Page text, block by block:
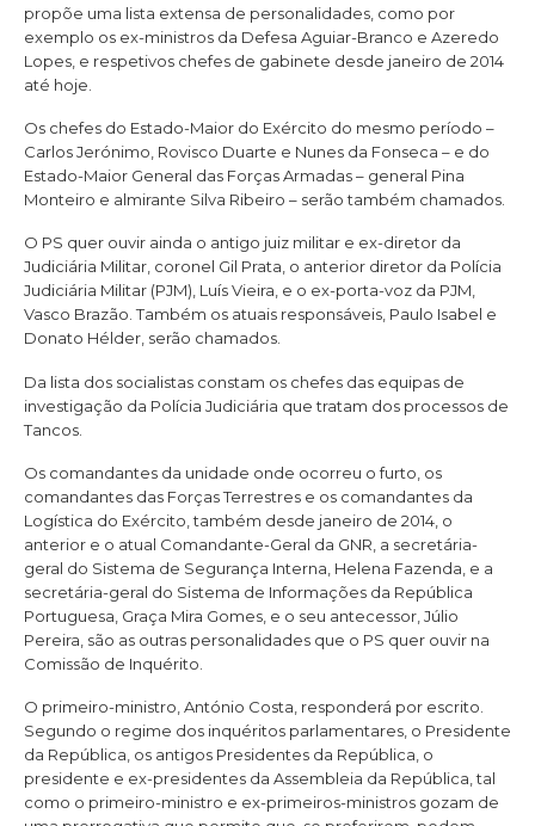
propõe uma lista extensa de personalidades, como por
exemplo os ex-ministros da Defesa Aguiar-Branco e Azeredo
Lopes, e respetivos chefes de gabinete desde janeiro de 2014
até hoje.
Os chefes do Estado-Maior do Exército do mesmo período –
Carlos Jerónimo, Rovisco Duarte e Nunes da Fonseca – e do
Estado-Maior General das Forças Armadas – general Pina
Monteiro e almirante Silva Ribeiro – serão também chamados.
O PS quer ouvir ainda o antigo juiz militar e ex-diretor da
Judiciária Militar, coronel Gil Prata, o anterior diretor da Polícia
Judiciária Militar (PJM), Luís Vieira, e o ex-porta-voz da PJM,
Vasco Brazão. Também os atuais responsáveis, Paulo Isabel e
Donato Hélder, serão chamados.
Da lista dos socialistas constam os chefes das equipas de
investigação da Polícia Judiciária que tratam dos processos de
Tancos.
Os comandantes da unidade onde ocorreu o furto, os
comandantes das Forças Terrestres e os comandantes da
Logística do Exército, também desde janeiro de 2014, o
anterior e o atual Comandante-Geral da GNR, a secretária-
geral do Sistema de Segurança Interna, Helena Fazenda, e a
secretária-geral do Sistema de Informações da República
Portuguesa, Graça Mira Gomes, e o seu antecessor, Júlio
Pereira, são as outras personalidades que o PS quer ouvir na
Comissão de Inquérito.
O primeiro-ministro, António Costa, responderá por escrito.
Segundo o regime dos inquéritos parlamentares, o Presidente
da República, os antigos Presidentes da República, o
presidente e ex-presidentes da Assembleia da República, tal
como o primeiro-ministro e ex-primeiros-ministros gozam de